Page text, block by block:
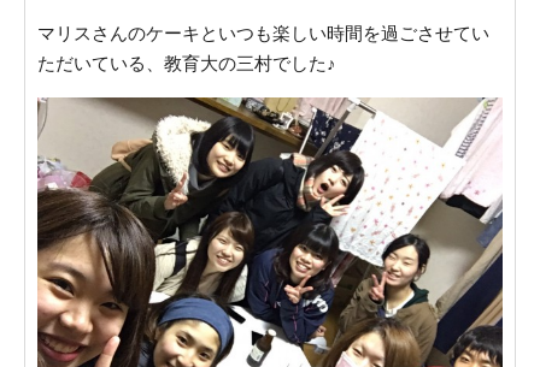
マリスさんのケーキといつも楽しい時間を過ごさせてい
ただいている、教育大の三村でした♪